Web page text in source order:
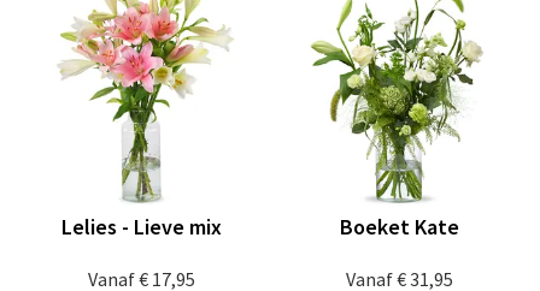
Vanaf€ 17,95
Lelies - Lieve mix
Vanaf€ 31,95
Boeket Kate